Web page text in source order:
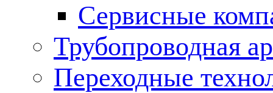
Сервисные
Трубопроводная
Переходные